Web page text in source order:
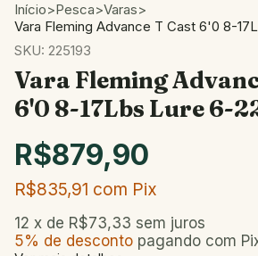
Início>Pesca>Varas>
Vara Fleming Advance T Cast 6'0 8-
SKU: 225193
Vara Fleming
6'0 8-17Lbs Lure 6-
R$879,90
R$835,91 com Pix
12 x de R$73,33 sem juros
5% de desconto pagando com